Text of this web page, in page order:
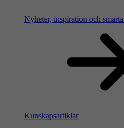
Nyheter, inspiration och
Kunskapsartiklar